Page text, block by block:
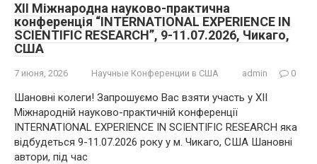
XII Міжнародна науково-практична
конференція “INTERNATIONAL EXPERIENCE IN
SCIENTIFIC RESEARCH”, 9-11.07.2026, Чикаго,
США
7 июня, 2026 Научные Конференции в США admin 0
Шановні колеги! Запрошуємо Вас взяти участь у XII
Міжнародній науково-практичній конференції
INTERNATIONAL EXPERIENCE IN SCIENTIFIC RESEARCH яка
відбудеться 9-11.07.2026 року у м. Чикаго, США Шановні
автори, під час